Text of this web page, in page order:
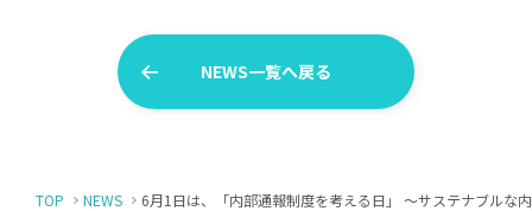
NEWS一覧へ戻る
TOP NEWS 6月1日は、「内部通報制度を考える日」 ～サステナブルな